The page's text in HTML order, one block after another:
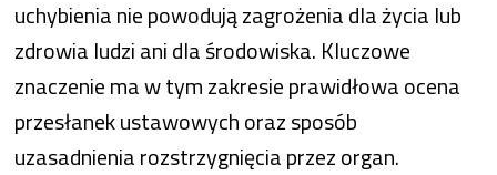
uchybienia nie powodują zagrożenia dla życia lub
zdrowia ludzi ani dla środowiska. Kluczowe
znaczenie ma w tym zakresie prawidłowa ocena
przesłanek ustawowych oraz sposób
uzasadnienia rozstrzygnięcia przez organ.